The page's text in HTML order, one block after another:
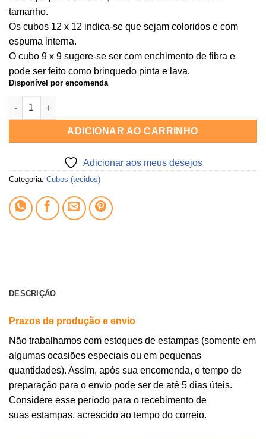
tamanho.
Os cubos 12 x 12 indica-se que sejam coloridos e com
espuma interna.
O cubo 9 x 9 sugere-se ser com enchimento de fibra e
pode ser feito como brinquedo pinta e lava.
Disponível por encomenda
Tecido CUBO FAUNA brasileira (colorido) quantidade
ADICIONAR AO CARRINHO
Adicionar aos meus desejos
Categoria: Cubos (tecidos)
DESCRIÇÃO
Prazos de produção e envio
Não trabalhamos com estoques de estampas (somente em
algumas ocasiões especiais ou em pequenas
quantidades). Assim, após sua encomenda, o tempo de
preparação para o envio pode ser de até 5 dias úteis.
Considere esse período para o recebimento de
suas estampas, acrescido ao tempo do correio.